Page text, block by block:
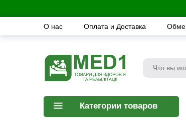
О нас Оплата и Доставка
Категории товаров